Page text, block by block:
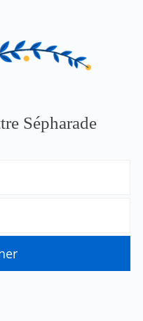
Sépharade